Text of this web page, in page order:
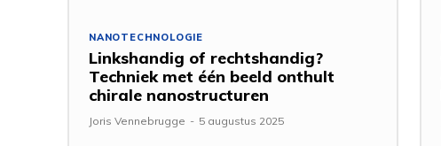
NANOTECHNOLOGIE
Linkshandig of rechtshandig?
Techniek met één beeld onthult
chirale nanostructuren
Joris Vennebrugge - 5 augustus 2025